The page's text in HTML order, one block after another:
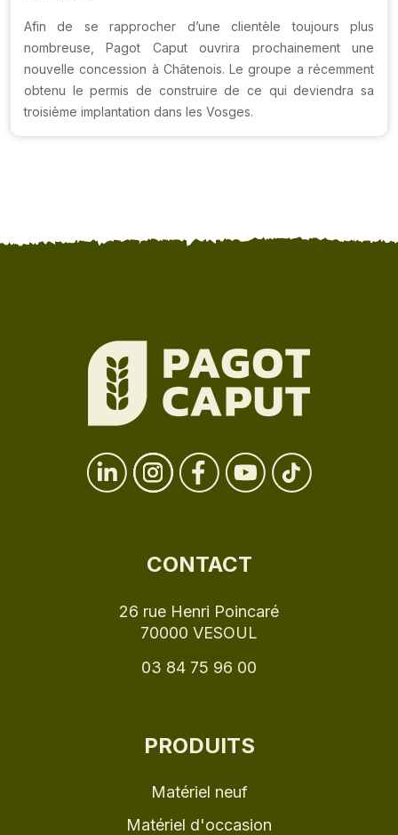
Afin de se rapprocher d’une clientèle toujours plus
nombreuse, Pagot Caput ouvrira prochainement une
nouvelle concession à Châtenois. Le groupe a récemment
obtenu le permis de construire de ce qui deviendra sa
troisième implantation dans les Vosges.
CONTACT
26 rue Henri Poincaré
70000 VESOUL
03 84 75 96 00
PRODUITS
Matériel neuf
Matériel d'occasion